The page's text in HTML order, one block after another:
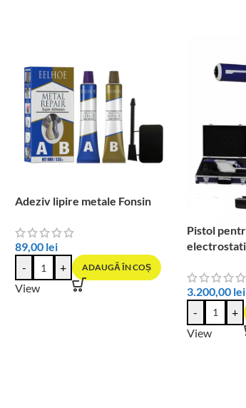
Adeziv lipire metale Fonsin
89,00 lei
-
+ ADAUGĂ ÎN COȘ
View
Pistol
3.200,00 lei
-
+
View